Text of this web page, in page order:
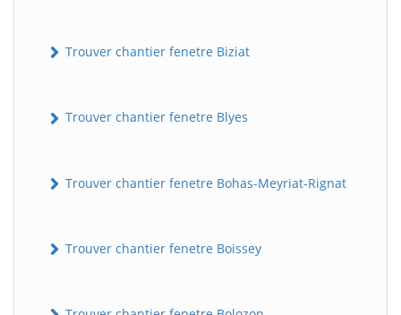
Trouver chantier fenetre Biziat
Trouver chantier fenetre Blyes
Trouver chantier fenetre Bohas-Meyriat-Rignat
Trouver chantier fenetre Boissey